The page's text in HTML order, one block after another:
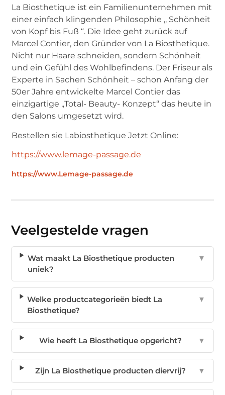
La Biosthetique ist ein Familienunternehmen mit
einer einfach klingenden Philosophie ,, Schönheit
von Kopf bis Fuß “. Die Idee geht zurück auf
Marcel Contier, den Gründer von La Biosthetique.
Nicht nur Haare schneiden, sondern Schönheit
und ein Gefühl des Wohlbefindens. Der Friseur als
Experte in Sachen Schönheit – schon Anfang der
50er Jahre entwickelte Marcel Contier das
einzigartige „Total- Beauty- Konzept“ das heute in
den Salons umgesetzt wird.
Bestellen sie Labiosthetique Jetzt Online:
https://www.lemage-passage.de
https://www.Lemage-passage.de
Veelgestelde vragen
Wat maakt La Biosthetique producten
uniek?
▼
Welke productcategorieën biedt La
Biosthetique?
▼
Wie heeft La Biosthetique opgericht? ▼
Zijn La Biosthetique producten diervrij? ▼